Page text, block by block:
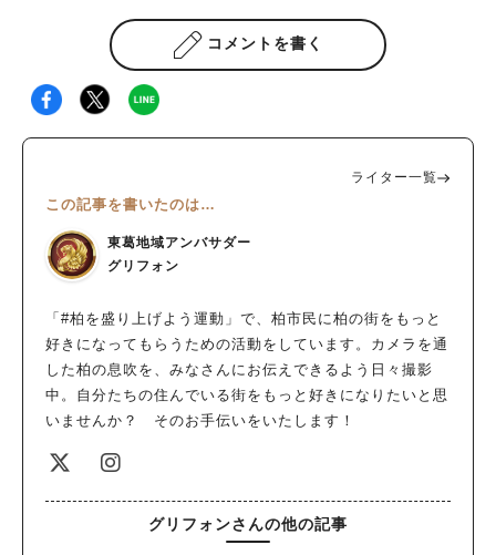
コメントを書く
ライター一覧
この記事を書いたのは…
東葛地域アンバサダー
グリフォン
「#柏を盛り上げよう運動」で、柏市民に柏の街をもっと
好きになってもらうための活動をしています。カメラを通
した柏の息吹を、みなさんにお伝えできるよう日々撮影
中。自分たちの住んでいる街をもっと好きになりたいと思
いませんか？ そのお手伝いをいたします！
グリフォンさんの他の記事